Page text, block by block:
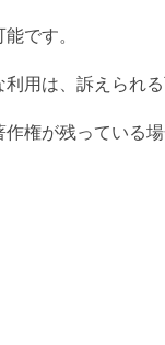
です。
用は、訴えられる
権が残っている場